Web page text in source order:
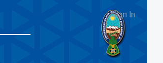
Sign In